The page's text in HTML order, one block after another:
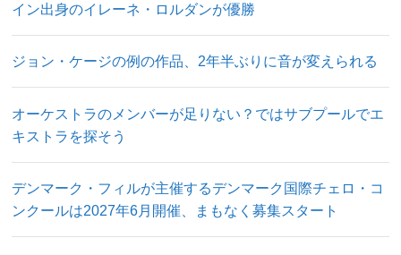
イン出身のイレーネ・ロルダンが優勝
ジョン・ケージの例の作品、2年半ぶりに音が変えられる
オーケストラのメンバーが足りない？ではサブプールでエ
キストラを探そう
デンマーク・フィルが主催するデンマーク国際チェロ・コ
ンクールは2027年6月開催、まもなく募集スタート